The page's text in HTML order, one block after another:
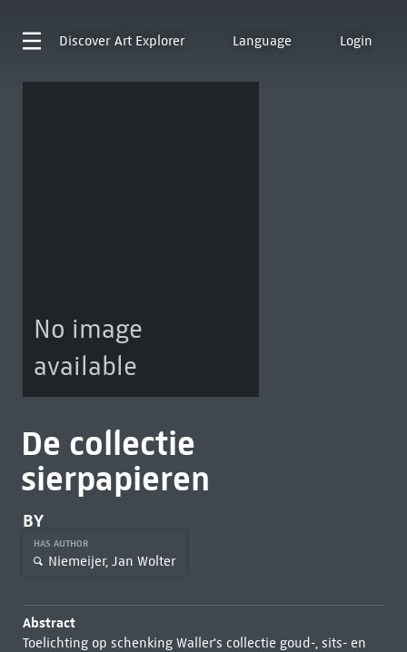
Discover Art Explorer Language Login
No image
available
De collectie
sierpapieren
BY
HAS AUTHOR
Niemeijer, Jan Wolter
Abstract
Toelichting op schenking Waller's collectie goud-, sits- en